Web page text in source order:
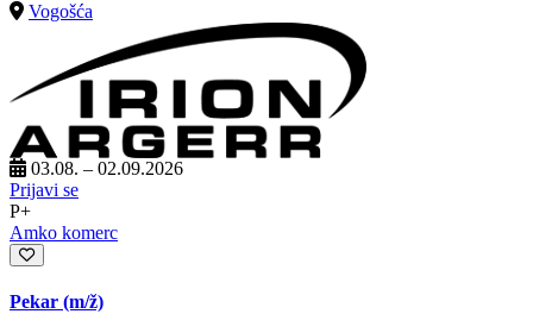
Vogošća
03.08. – 02.09.2026
Prijavi se
P+
Amko komerc
Pekar (m/ž)